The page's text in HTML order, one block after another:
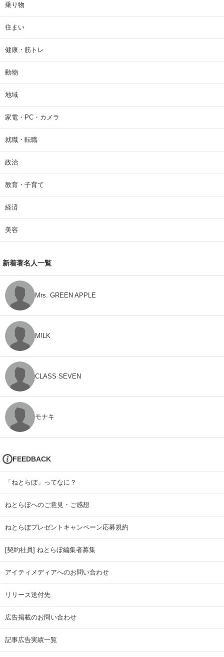
乗り物
住まい
健康・筋トレ
動物
地域
家電・PC・カメラ
就職・転職
政治
教育・子育て
経済
美容
新着著名人一覧
Mrs. GREEN APPLE
M!LK
CLASS SEVEN
モナキ
FEEDBACK
「ねとらぼ」ってなに？
ねとらぼへのご意見・ご感想
ねとらぼプレゼントキャンペーン応募規約
[契約社員] ねとらぼ編集者募集
アイティメディアへのお問い合わせ
リリース送付先
広告掲載のお問い合わせ
記事広告実績一覧